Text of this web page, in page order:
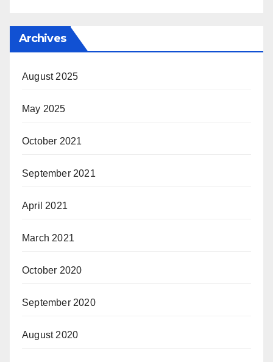
Archives
August 2025
May 2025
October 2021
September 2021
April 2021
March 2021
October 2020
September 2020
August 2020